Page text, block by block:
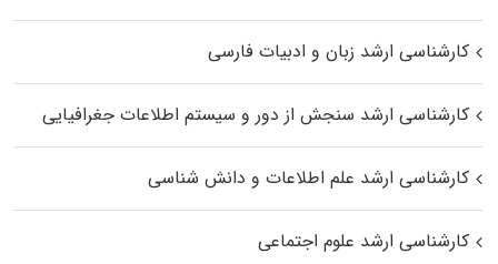
کارشناسی ارشد زبان و ادبیات فارسی
کارشناسی ارشد سنجش از دور و سیستم اطلاعات جغرافیایی
کارشناسی ارشد علم اطلاعات و دانش شناسی
کارشناسی ارشد علوم اجتماعی